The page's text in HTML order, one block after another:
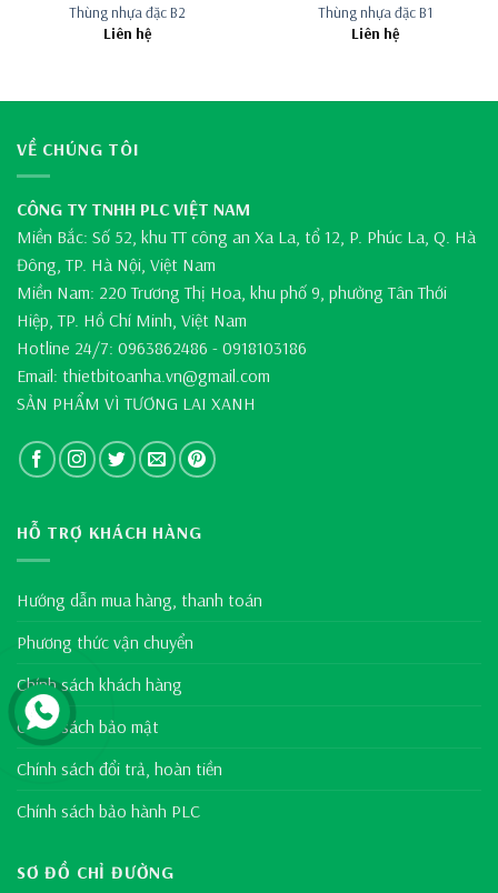
Thùng nhựa đặc B2
Liên hệ
Thùng nhựa đặc B1
Liên hệ
VỀ CHÚNG TÔI
CÔNG TY TNHH PLC VIỆT NAM
Miền Bắc: Số 52, khu TT công an Xa La, tổ 12, P. Phúc La, Q. Hà
Đông, TP. Hà Nội, Việt Nam
Miền Nam: 220 Trương Thị Hoa, khu phố 9, phường Tân Thới
Hiệp, TP. Hồ Chí Minh, Việt Nam
Hotline 24/7: 0963862486 - 0918103186
Email: thietbitoanha.vn@gmail.com
SẢN PHẨM VÌ TƯƠNG LAI XANH
HỖ TRỢ KHÁCH HÀNG
Hướng dẫn mua hàng, thanh toán
Phương thức vận chuyển
Chính sách khách hàng
Chính sách bảo mật
Chính sách đổi trả, hoàn tiền
Chính sách bảo hành PLC
SƠ ĐỒ CHỈ ĐƯỜNG